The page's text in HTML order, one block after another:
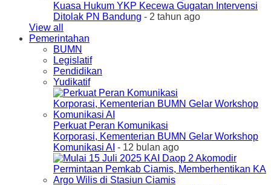
Kuasa Hukum YKP Kecewa Gugatan Intervensi
Ditolak PN Bandung - 2 tahun ago
View all
Pemerintahan
BUMN
Legislatif
Pendidikan
Yudikatif
Perkuat Peran Komunikasi
Korporasi, Kementerian BUMN Gelar Workshop
Komunikasi AI - 12 bulan ago